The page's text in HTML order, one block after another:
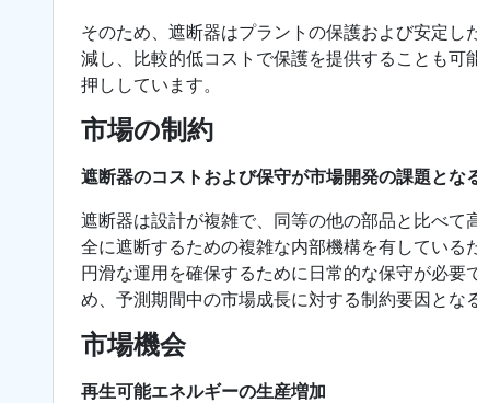
そのため、遮断器はプラントの保護および安定
減し、比較的低コストで保護を提供することも
押ししています。
市場の制約
遮断器のコストおよび保守が市場開発の課題とな
遮断器は設計が複雑で、同等の他の部品と比べ
全に遮断するための複雑な内部機構を有してい
円滑な運用を確保するために日常的な保守が必
め、予測期間中の市場成長に対する制約要因とな
市場機会
再生可能エネルギーの生産増加